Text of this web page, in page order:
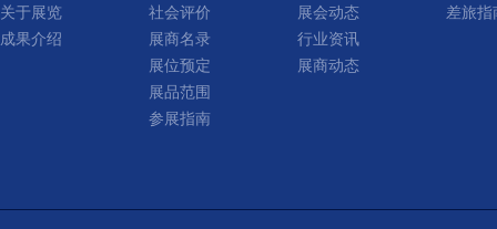
关于展览
成果介绍
社会评价
展商名录
展位预定
展品范围
参展指南
展会动态
行业资讯
展商动态
差旅指